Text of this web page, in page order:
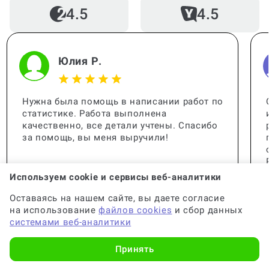
Можно ли написать часть дипломной
за 1 день?
Кто проверяет дипломную работу?
4.5 4.5
Юлия Р.
Нужна была помощь в написании работ по
статистике. Работа выполнена
качественно, все детали учтены. Спасибо
за помощь, вы меня выручили!
Используем cookie и сервисы веб-аналитики
Оставаясь на нашем сайте, вы даете согласие
на использованиефайлов cookies и сбор данных
системами веб-аналитики
Принять